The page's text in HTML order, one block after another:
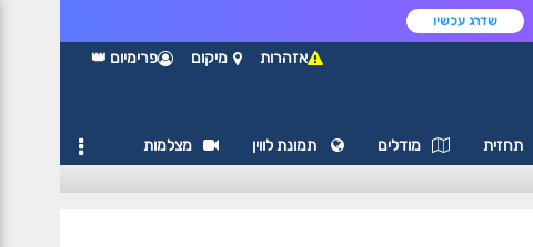
שדרג עכשיו
אזהרות מיקום פרימיום 👑
תחזית מודלים תמונת לווין מצלמות